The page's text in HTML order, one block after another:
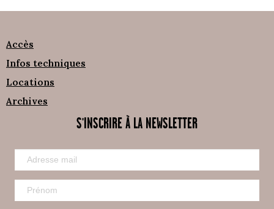
Accès
Infos techniques
Locations
Archives
S'INSCRIRE À LA NEWSLETTER